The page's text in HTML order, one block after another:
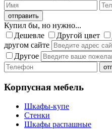
Купил бы, но нужно...
Дешевле
Другой цвет
другом сайте
Другое
Корпусная мебель
Шкафы-купе
Стенки
Шкафы распашные